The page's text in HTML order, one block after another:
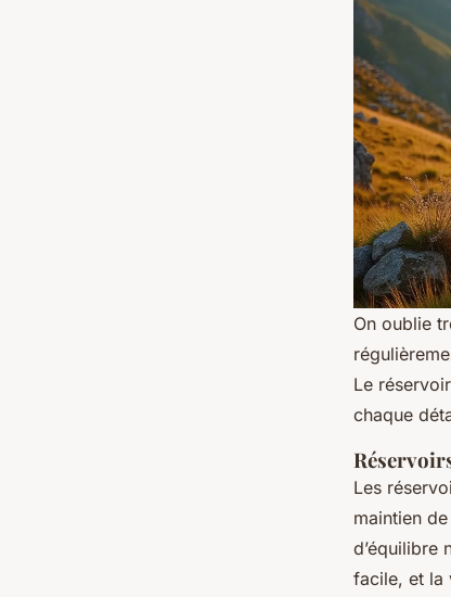
On oublie
Le
chaque
Les
maintien
d’équilibre
facile, et la